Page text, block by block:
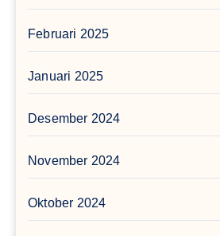
Februari 2025
Januari 2025
Desember 2024
November 2024
Oktober 2024